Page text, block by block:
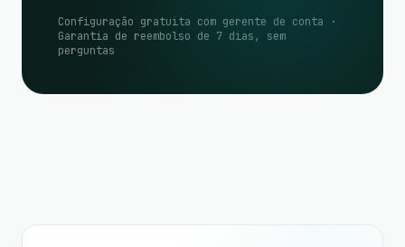
Configuração gratuita com gerente de conta ·
Garantia de reembolso de 7 dias, sem
perguntas